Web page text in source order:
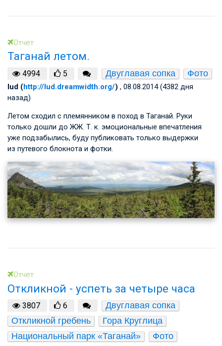
Отчет
Таганай летом.
4994 5 Двуглавая сопка Фото
lud (http://lud.dreamwidth.org/) , 08.08.2014 (4382 дня
назад)
Летом сходил с племянником в поход в Таганай. Руки
только дошли до ЖЖ. Т. к. эмоциональные впечатления
уже подзабылись, буду публиковать только выдержки
из путевого блокнота и фотки.
Отчет
Откликной - успеть за четыре часа
3807 6
Двуглавая сопка
Откликной гребень
Гора Круглица
Национальный парк «Таганай»
Фото